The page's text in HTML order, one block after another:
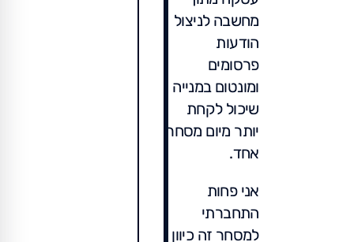
מחשבה לניצול
הודעות
פרסומים
ומונטום במנייה
שיכול לקחת
יותר מיום מסחר
אחד.
אני פחות
התחברתי
למסחר זה כיוון